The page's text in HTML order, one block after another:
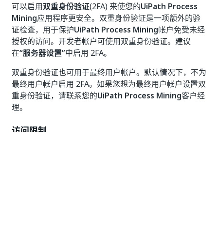
可以启用双重身份验证(2FA) 来使您的UiPath Process
Mining应用程序更安全。双重身份验证是一项额外的验
证检查，用于保护UiPath Process Mining帐户免受未经
授权的访问。开发者帐户可使用双重身份验证。建议
在“服务器设置”中启用 2FA。
双重身份验证也可用于最终用户帐户。默认情况下，不为
最终用户帐户启用 2FA。如果您想为最终用户帐户设置双
重身份验证，请联系您的UiPath Process Mining客户经
理。
访问限制